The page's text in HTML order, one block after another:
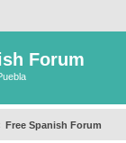
Forum
Free Spanish Forum